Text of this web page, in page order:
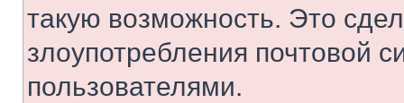
такую возможность. Это
злоупотребления почтовой
пользователями.